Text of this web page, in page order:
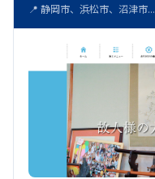
📍 静岡市、浜松市、沼津市...